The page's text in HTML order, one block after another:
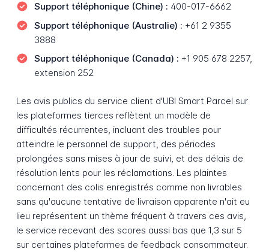
Support téléphonique (Chine) : 400-017-6662
Support téléphonique (Australie) : +61 2 9355
3888
Support téléphonique (Canada) : +1 905 678 2257,
extension 252
Les avis publics du service client d'UBI Smart Parcel sur
les plateformes tierces reflètent un modèle de
difficultés récurrentes, incluant des troubles pour
atteindre le personnel de support, des périodes
prolongées sans mises à jour de suivi, et des délais de
résolution lents pour les réclamations. Les plaintes
concernant des colis enregistrés comme non livrables
sans qu'aucune tentative de livraison apparente n'ait eu
lieu représentent un thème fréquent à travers ces avis,
le service recevant des scores aussi bas que 1,3 sur 5
sur certaines plateformes de feedback consommateur.